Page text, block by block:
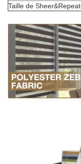
Taille de Sheer&Repeat